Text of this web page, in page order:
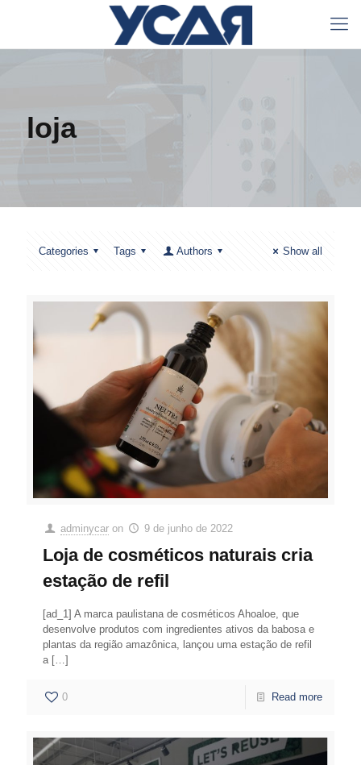
loja
Categories Tags Authors Show all
adminycar on 9 de junho de 2022
Loja de cosméticos naturais cria
estação de refil
[ad_1] A marca paulistana de cosméticos Ahoaloe, que
desenvolve produtos com ingredientes ativos da babosa e
plantas da região amazônica, lançou uma estação de refil
a[…]
0 Read more